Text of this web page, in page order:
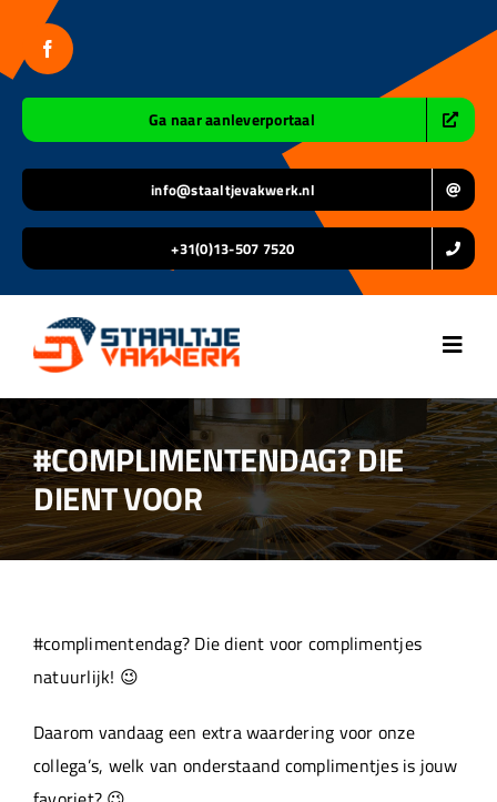
inhoud
Ga naar aanleverportaal
info@staaltjevakwerk.nl
+31(0)13-507 7520
Home
Over ons
Projecten
#COMPLIMENTENDAG? DIE
DIENT VOOR
#complimentendag? Die dient voor complimentjes
natuurlijk! 😉
Daarom vandaag een extra waardering voor onze
collega’s, welk van onderstaand complimentjes is jouw